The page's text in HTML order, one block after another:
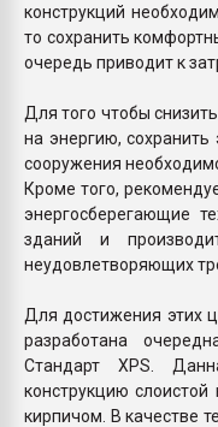
конструкций
то сохранить
очередь приводит к
Для того чтобы
на энергию, сохранить
сооружения
Кроме того,
энергосберегающие
зданий и
неудовлетворяющих
Для достижения этих
разработана
Стандарт XPS.
конструкцию
кирпичом. В качестве